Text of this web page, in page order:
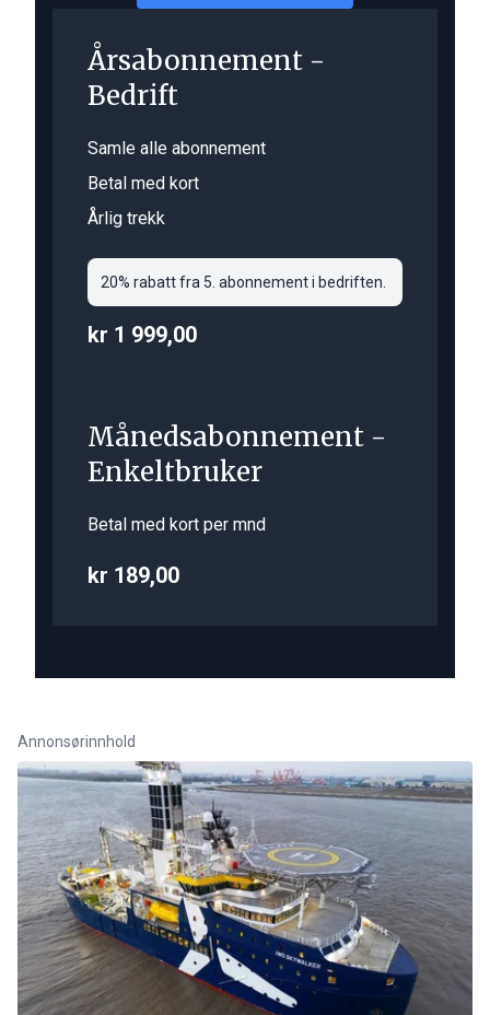
Årsabonnement -
Bedrift
Samle alle abonnement
Betal med kort
Årlig trekk
20% rabatt fra 5. abonnement i bedriften.
kr 1 999,00
Månedsabonnement -
Enkeltbruker
Betal med kort per mnd
kr 189,00
Annonsørinnhold